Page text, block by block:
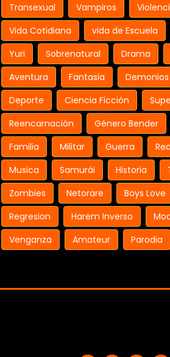
Transexual
Vampiros
Vida Cotidiana
vida de Escuela
Yuri
Sobrenatural Drama
Aventura
Fantasia Demonios
Deporte
Ciencia Ficción
Reencarnación
Género Bender
Familia
Militar Guerra
Musica
Samurái Historia
Zombies
Netorare Boys Love
Regresion
Harem Inverso
Venganza
Amateur Parodia